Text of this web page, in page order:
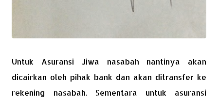
Untuk Asuransi Jiwa nasabah nantinya akan
dicairkan oleh pihak bank dan akan ditransfer ke
rekening nasabah. Sementara untuk asuransi